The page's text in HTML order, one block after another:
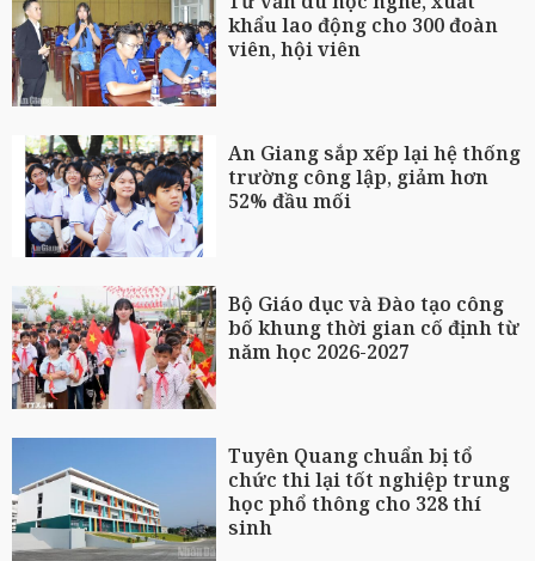
khẩu lao động cho 300 đoàn
viên, hội viên
An Giang sắp xếp lại hệ thống
trường công lập, giảm hơn
52% đầu mối
Bộ Giáo dục và Đào tạo công
bố khung thời gian cố định từ
năm học 2026-2027
Tuyên Quang chuẩn bị tổ
chức thi lại tốt nghiệp trung
học phổ thông cho 328 thí
sinh